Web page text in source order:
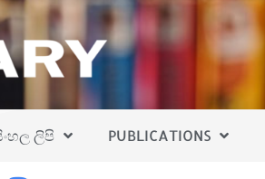
ලිපි PUBLICATIONS